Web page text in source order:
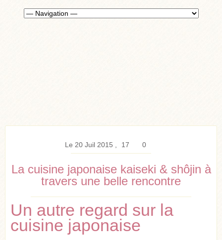
Le 20 Juil 2015 17 0
La cuisine japonaise kaiseki & shôjin à
travers une belle rencontre
Un autre regard sur la
cuisine japonaise